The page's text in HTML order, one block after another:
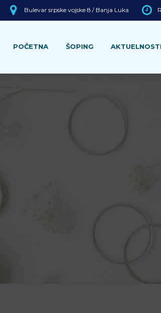
Bulevar srpske vojske 8 / Banja Luka
POČETNA ŠOPING AKTUELNOSTI